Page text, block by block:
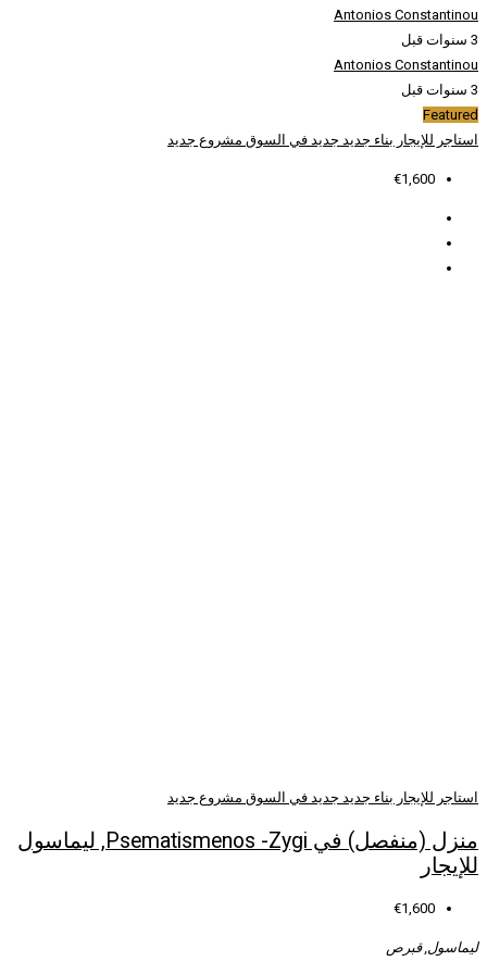
في السوقمشروع جديد
في السوقمشروع جديد
منزل (منفصل) في Psematismenos -Zygi, ليماسول